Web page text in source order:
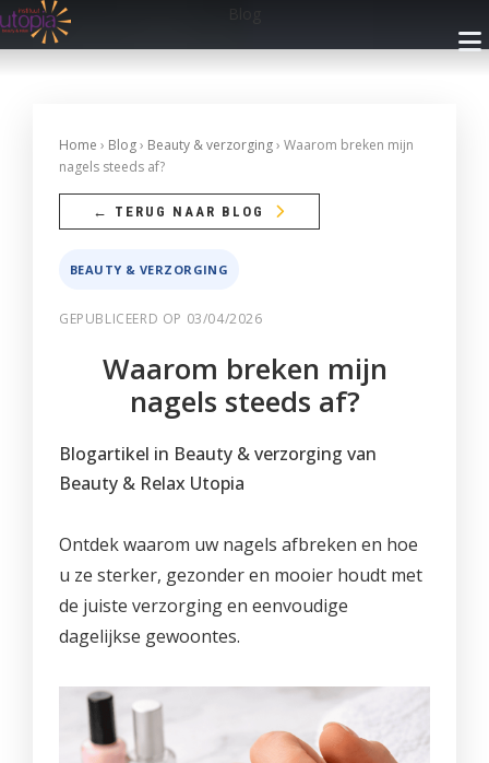
INFO
Openingsuren
Cadeaubon
Blog
BEHANDELINGEN
Make-up
Handen
Nagels
Wenkbrauwen
ARRANGEMENTEN
Met Privé Sauna
PRIVÉ SAUNA
Privé Wellness 1
Faciliteiten
Prijzen
Reserveren
Privé Wellness 2
Faciliteiten
Foto's
Reserveren
Reserveer
Cadeaubon
Huisregels
RESERVEREN
Privé Wellness
Reserveren
Producten
Blog
Home › Blog› Beauty & verzorging› Waarom breken mijn
nagels steeds af?
← TERUG NAAR BLOG
BEAUTY & VERZORGING
GEPUBLICEERD OP 03/04/2026
Waarom breken mijn
nagels steeds af?
Blogartikel in Beauty & verzorging van
Beauty & Relax Utopia
Ontdek waarom uw nagels afbreken en hoe
u ze sterker, gezonder en mooier houdt met
de juiste verzorging en eenvoudige
dagelijkse gewoontes.